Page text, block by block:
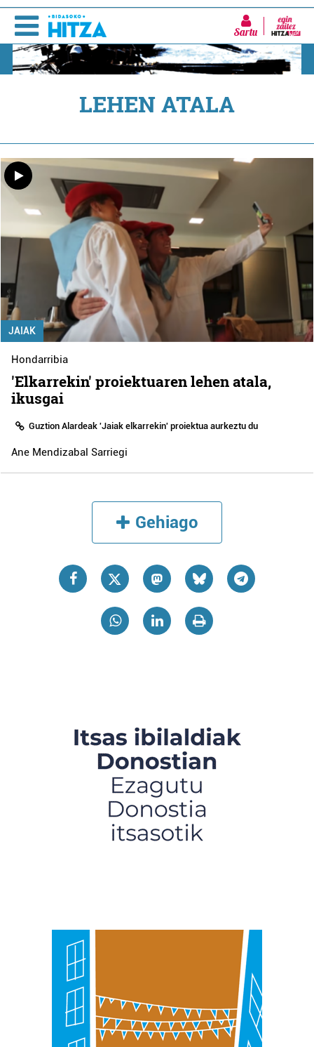
Sartu
LEHEN ATALA
JAIAK
Hondarribia
'Elkarrekin' proiektuaren lehen atala,
ikusgai
Guztion Alardeak 'Jaiak elkarrekin' proiektua aurkeztu du
Ane Mendizabal Sarriegi
Gehiago